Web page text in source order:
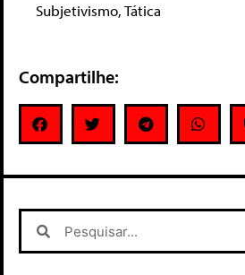
Subjetivismo,Tática
Compartilhe: